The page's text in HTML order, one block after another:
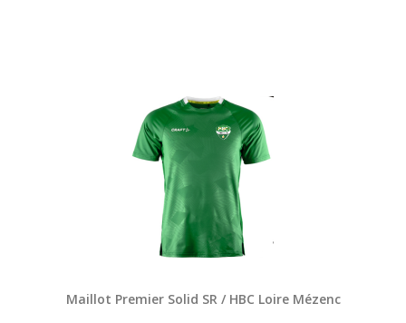
Maillot Premier Solid SR / HBC Loire Mézenc